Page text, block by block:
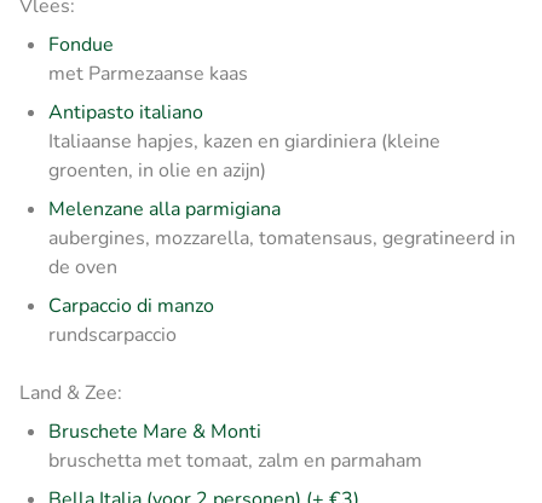
Vlees:
Fondue
met Parmezaanse kaas
Antipasto italiano
Italiaanse hapjes, kazen en giardiniera (kleine
groenten, in olie en azijn)
Melenzane alla parmigiana
aubergines, mozzarella, tomatensaus, gegratineerd in
de oven
Carpaccio di manzo
rundscarpaccio
Land & Zee:
Bruschete Mare & Monti
bruschetta met tomaat, zalm en parmaham